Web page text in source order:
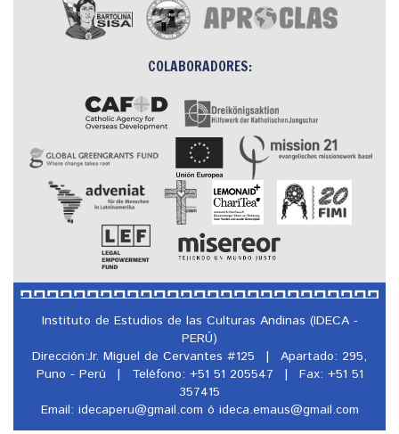
COLABORADORES:
Instituto de Estudios de las Culturas Andinas (IDECA -
PERÚ)
Dirección:Jr. Miguel de Cervantes #125
|
Apartado: 295,
Puno - Perú
| Teléfono: +51 51 205547 |
Fax: +51 51
357415
Email: idecaperu@gmail.com ó ideca.emaus@gmail.com